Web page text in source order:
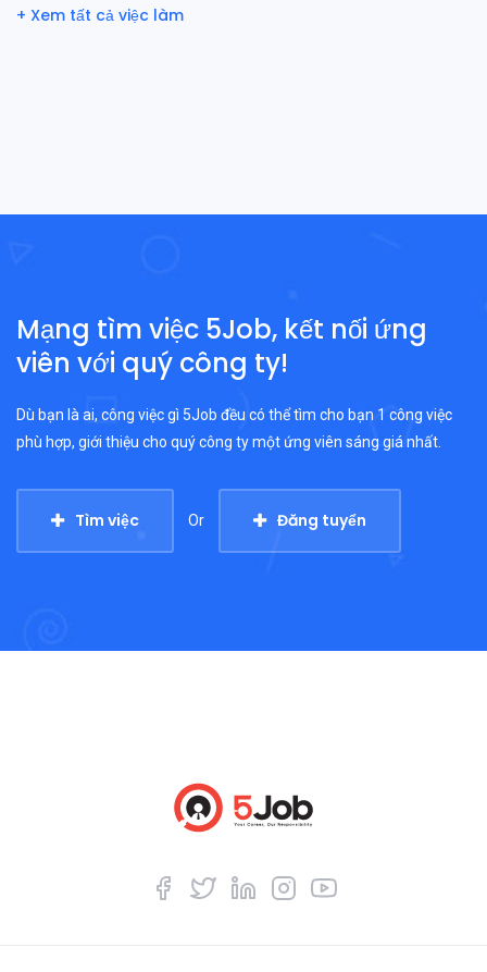
+ Xem tất cả việc làm
Mạng tìm việc 5Job, kết nối ứng
viên với quý công ty!
Dù bạn là ai, công việc gì 5Job đều có thể tìm cho bạn 1 công việc
phù hợp, giới thiệu cho quý công ty một ứng viên sáng giá nhất.
Tìm việc Or Đăng tuyển